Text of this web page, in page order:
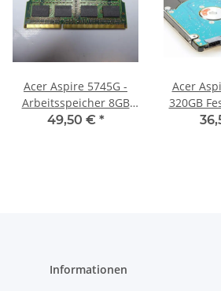
Acer Aspire 5745G -
Arbeitsspeicher 8GB
RAM Memory DDR3
49,50 € *
Acer
320GB
SATA 2,5" 5400RPM
Informationen